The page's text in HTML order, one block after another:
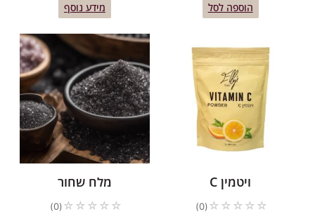
הוספה לסל מידע נוסף
ויטמין C
☆
☆
☆
(0)
מלח שחור
☆
☆
☆
(0)